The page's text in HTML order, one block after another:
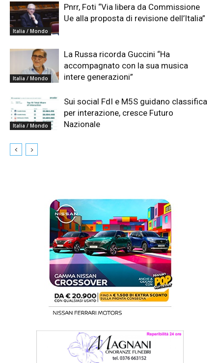
Italia / Mondo
Pnrr, Foti “Via libera da Commissione
Ue alla proposta di revisione dell’Italia”
Italia / Mondo
La Russa ricorda Guccini “Ha
accompagnato con la sua musica
intere generazioni”
Italia / Mondo
Sui social FdI e M5S guidano classifica
per interazione, cresce Futuro
Nazionale